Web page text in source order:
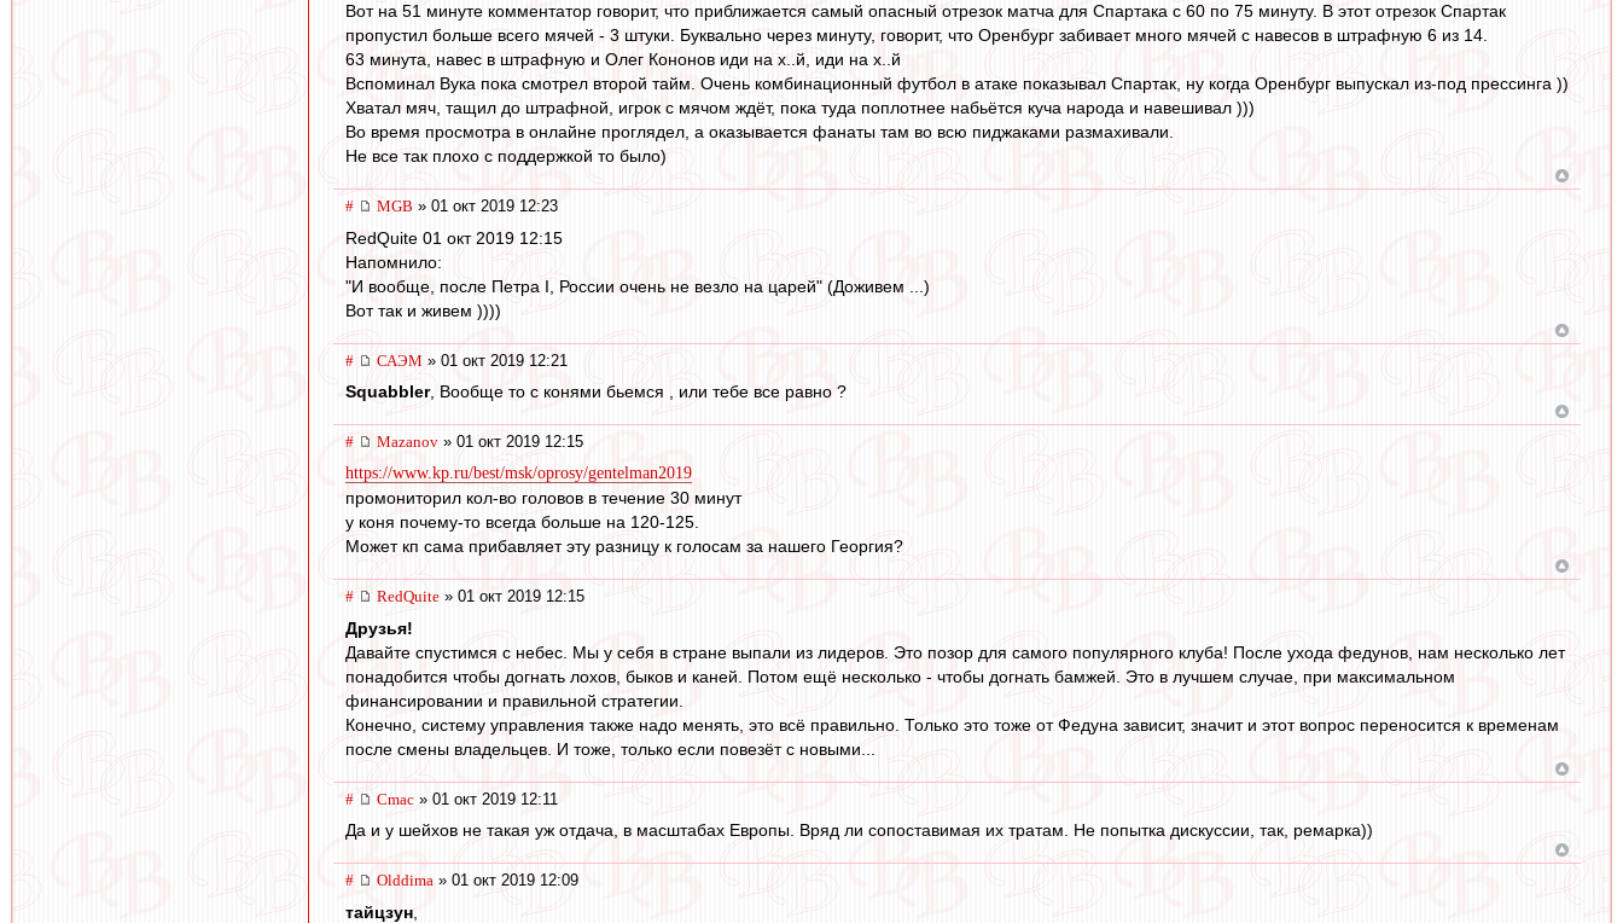
Вот на 51 минуте комментатор говорит, что приближается самый опасный отрезок матча для Спартака с 60 по 75 минуту. В этот отрезок Спартак
пропустил больше всего мячей - 3 штуки. Буквально через минуту, говорит, что Оренбург забивает много мячей с навесов в штрафную 6 из 14.
63 минута, навес в штрафную и Олег Кононов иди на х..й, иди на х..й
Вспоминал Вука пока смотрел второй тайм. Очень комбинационный футбол в атаке показывал Спартак, ну когда Оренбург выпускал из-под прессинга ))
Хватал мяч, тащил до штрафной, игрок с мячом ждёт, пока туда поплотнее набьётся куча народа и навешивал )))
Во время просмотра в онлайне проглядел, а оказывается фанаты там во всю пиджаками размахивали.
Не все так плохо с поддержкой то было)
# MGB » 01 окт 2019 12:23
RedQuite 01 окт 2019 12:15
Напомнило:
"И вообще, после Петра I, России очень не везло на царей" (Доживем ...)
Вот так и живем ))))
# САЭМ » 01 окт 2019 12:21
Squabbler, Вообще то с конями бьемся , или тебе все равно ?
# Mazanov » 01 окт 2019 12:15
https://www.kp.ru/best/msk/oprosy/gentelman2019
промониторил кол-во головов в течение 30 минут
у коня почему-то всегда больше на 120-125.
Может кп сама прибавляет эту разницу к голосам за нашего Георгия?
# RedQuite » 01 окт 2019 12:15
Друзья!
Давайте спустимся с небес. Мы у себя в стране выпали из лидеров. Это позор для самого популярного клуба! После ухода федунов, нам несколько лет
понадобится чтобы догнать лохов, быков и каней. Потом ещё несколько - чтобы догнать бамжей. Это в лучшем случае, при максимальном
финансировании и правильной стратегии.
Конечно, систему управления также надо менять, это всё правильно. Только это тоже от Федуна зависит, значит и этот вопрос переносится к временам
после смены владельцев. И тоже, только если повезёт с новыми...
# Cmac » 01 окт 2019 12:11
Да и у шейхов не такая уж отдача, в масштабах Европы. Вряд ли сопоставимая их тратам. Не попытка дискуссии, так, ремарка))
# Olddima » 01 окт 2019 12:09
тайцзун